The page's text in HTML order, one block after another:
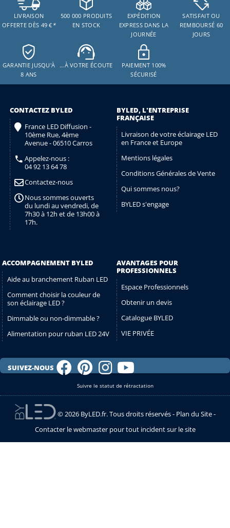
LIVRAISON
OFFERTE DÈS 49 € *
500 000 PRODUITS
EN STOCK
EXPÉDITION
EXPRESS DANS LA
JOURNÉE
SATISFAIT OU
REMBOURSÉ 60
JOURS
GARANTIE JUSQU'À
8 ANS
…À VOTRE ÉCOUTE
PAIEMENT 100%
SÉCURISÉ
CONTACTEZ BYLED
France LED Diffusion -
10ème Rue, 4ème
Avenue - 06510 Carros
Appelez-nous :
04 92 13 64 78
Contactez-nous
Nous sommes ouverts
du lundi au vendredi, de
7h30 à 12h et de 13h00 à
17h.
BYLED, L'ENTREPRISE
FRANÇAISE
Livraison de votre éclairage LED
en France et Europe
Mentions légales
Conditions Générales de Vente
Qui sommes nous?
BYLED s'engage
ACCOMPAGNEMENT BYLED
Aide au branchement Ruban LED
Comment choisir la couleur de
son éclairage LED ?
Dimmable ou non-dimmable ?
Alimentation pour ruban LED 24V
AVANTAGES POUR
PROFESSIONNELS
Espace Professionnels
Obtenir un devis
Catalogue BYLED
VIE PRIVÉE
SUIVEZ-NOUS
Suivre le statut de rétractation
© 2026 ByLED.fr. Tous droits réservés - Plan du Site-
Contacter le webmaster pour tout incident sur le site